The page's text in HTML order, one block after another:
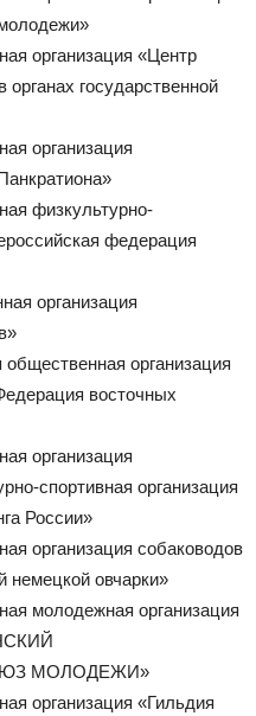
организация «Центр
органах государственной
организация
физкультурно-
федерация
организация
организация
восточных
организация
спортивная организация
России»
организация собаководов
немецкой овчарки»
молодежная организация
МОЛОДЕЖИ»
организация «Гильдия